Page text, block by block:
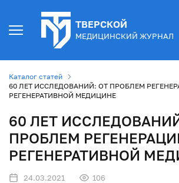
ТВЕРСКОЙ
МЕДИЦИНСКИЙ ЖУРНАЛ
Каталог статей
60 ЛЕТ ИССЛЕДОВАНИЙ: ОТ ПРОБЛЕМ
РЕГЕНЕРАТИВНОЙ МЕДИЦИНЕ
60 ЛЕТ
ПРОБЛЕМ
РЕГЕНЕРАТИВНОЙ
24.03.2021 106